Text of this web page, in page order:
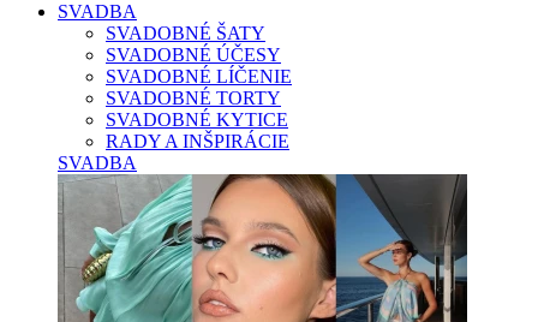
SVADBA
SVADOBNÉ ŠATY
SVADOBNÉ ÚČESY
SVADOBNÉ LÍČENIE
SVADOBNÉ TORTY
SVADOBNÉ KYTICE
RADY A INŠPIRÁCIE
SVADBA